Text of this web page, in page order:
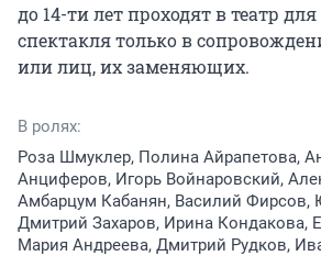
до 14-ти лет проходят в театр
спектакля только в
или лиц, их заменяющих.
В ролях:
Роза Шмуклер, Полина Айрапетова,
Анциферов, Игорь Войнаровский,
Амбарцум Кабанян, Василий Фирсов,
Дмитрий Захаров, Ирина Кондакова,
Мария Андреева, Дмитрий Рудков,